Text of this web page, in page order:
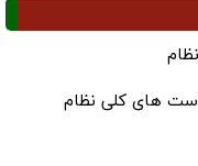
های کلی نظام